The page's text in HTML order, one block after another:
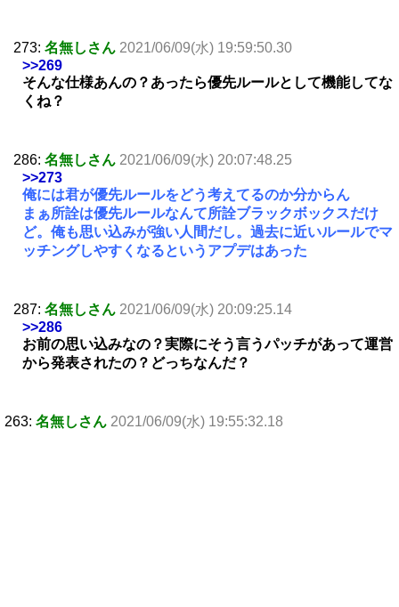
273: 名無しさん 2021/06/09(水) 19:59:50.30
>>269
そんな仕様あんの？あったら優先ルールとして機能してな
くね？
286: 名無しさん 2021/06/09(水) 20:07:48.25
>>273
俺には君が優先ルールをどう考えてるのか分からん
まぁ所詮は優先ルールなんて所詮ブラックボックスだけ
ど。俺も思い込みが強い人間だし。過去に近いルールでマ
ッチングしやすくなるというアプデはあった
287: 名無しさん 2021/06/09(水) 20:09:25.14
>>286
お前の思い込みなの？実際にそう言うパッチがあって運営
から発表されたの？どっちなんだ？
263: 名無しさん 2021/06/09(水) 19:55:32.18